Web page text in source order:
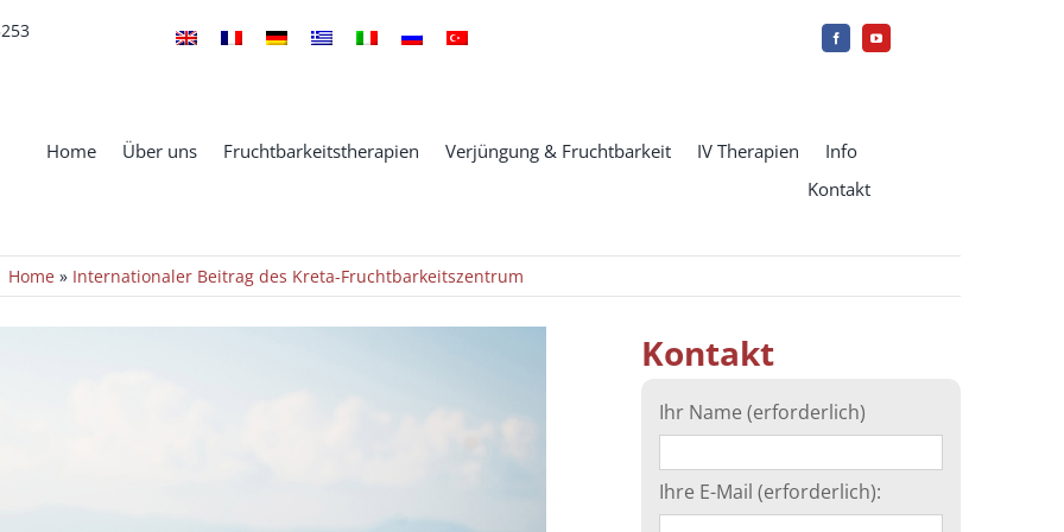
Home Über uns Fruchtbarkeitstherapien Verjüngung & Fruchtbarkeit IV Therapien
Info
Kontakt
Home» Internationaler Beitrag des Kreta-Fruchtbarkeitszentrum
Kontakt
Ihr Name (erforderlich)
Ihre E-Mail (erforderlich):